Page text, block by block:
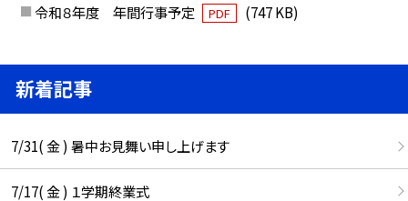
令和８年度 年間行事予定 PDF (747 KB)
新着記事
7/31( 金 ) 暑中お見舞い申し上げます
7/17( 金 ) １学期終業式